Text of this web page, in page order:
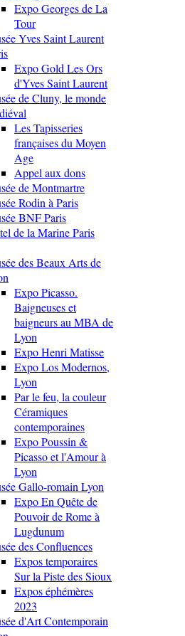
Expo Georges de La
Tour
Yves Saint Laurent
Expo Gold Les Ors
d'Yves Saint Laurent
de Cluny, le monde
Les Tapisseries
françaises du Moyen
Age
Appel aux dons
de Montmartre
Rodin à Paris
BNF Paris
de la Marine Paris
des Beaux Arts de
Expo Picasso.
Baigneuses et
baigneurs au MBA de
Lyon
Expo Henri Matisse
Expo Los Modernos,
Lyon
Par le feu, la couleur
Céramiques
contemporaines
Expo Poussin &
Picasso et l'Amour à
Lyon
Gallo-romain Lyon
Expo En Quête de
Pouvoir de Rome à
Lugdunum
des Confluences
Expos temporaires
Sur la Piste des Sioux
Expos éphémères
2023
d'Art Contemporain